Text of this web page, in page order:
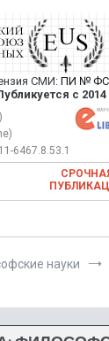
СМИ: ПИ №
с 2014
Ученых —
6467.8.53.1
науки